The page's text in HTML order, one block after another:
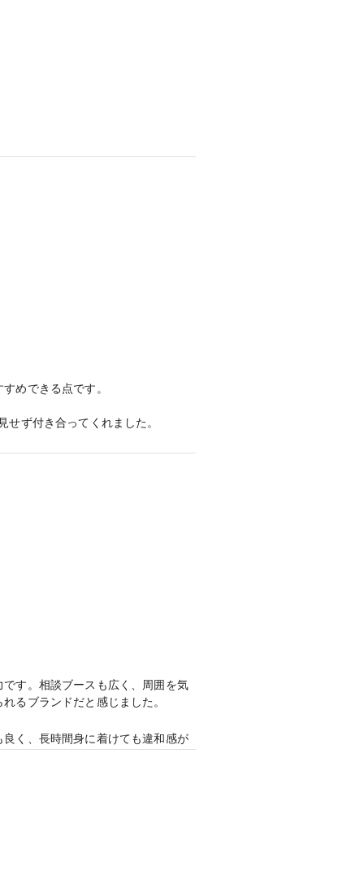
めできる点です。
ず付き合ってくれました。
しっかり輝かせてくれる指輪だと
す。相談ブースも広く、周囲を気
るブランドだと感じました。
く、長時間身に着けても違和感が
した。
も清潔感と高級感があり、特別な
きました。